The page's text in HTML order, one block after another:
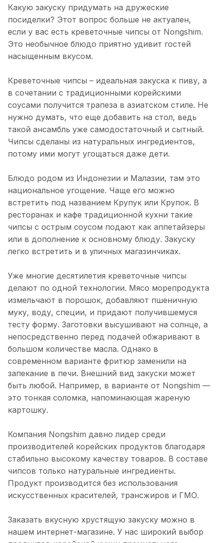
Какую закуску придумать на дружеские
посиделки? Этот вопрос больше не актуален,
если у вас есть креветочные чипсы от Nongshim.
Это необычное блюдо приятно удивит гостей
насыщенным вкусом.
Креветочные чипсы – идеальная закуска к пиву, а
в сочетании с традиционными корейскими
соусами получится трапеза в азиатском стиле. Не
нужно думать, что еще добавить на стол, ведь
такой ансамбль уже самодостаточный и сытный.
Чипсы сделаны из натуральных ингредиентов,
потому ими могут угощаться даже дети.
Блюдо родом из Индонезии и Малазии, там это
национальное угощение. Чаще его можно
встретить под названием Крупук или Крупок. В
ресторанах и кафе традиционной кухни такие
чипсы с острым соусом подают как аппетайзеры
или в дополнение к основному блюду. Закуску
легко встретить и в уличных магазинчиках.
Уже многие десятилетия креветочные чипсы
делают по одной технологии. Мясо морепродукта
измельчают в порошок, добавляют пшеничную
муку, воду, специи, и придают получившемуся
тесту форму. Заготовки высушивают на солнце, а
непосредственно перед подачей обжаривают в
большом количестве масла. Однако в
современном варианте фритюр заменили на
запекание в печи. Внешний вид закуски может
быть любой. Например, в варианте от Nongshim —
это тонкая соломка, напоминающая жареную
картошку.
Компания Nongshim давно лидер среди
производителей корейских продуктов благодаря
стабильно высокому качеству товаров. В составе
чипсов только натуральные ингредиенты.
Продукт производится без использования
искусственных красителей, трансжиров и ГМО.
Заказать вкусную хрустящую закуску можно в
нашем интернет-магазине. У нас широкий выбор